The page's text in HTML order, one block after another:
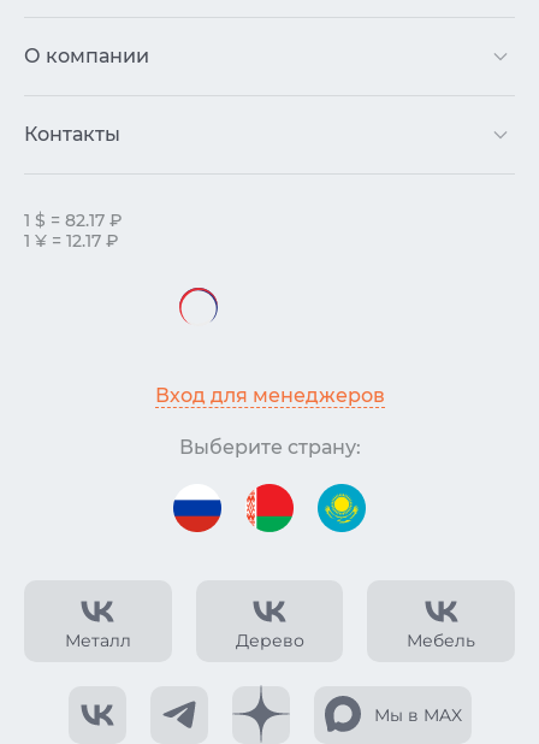
Металл Дерево Мебель
Мы в MAX
О компании
Контакты
1 $ = 82.17 ₽
1 ¥ = 12.17 ₽
Вход для менеджеров
Выберите страну: